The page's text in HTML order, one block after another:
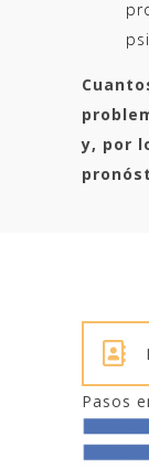
y, por
Pasos